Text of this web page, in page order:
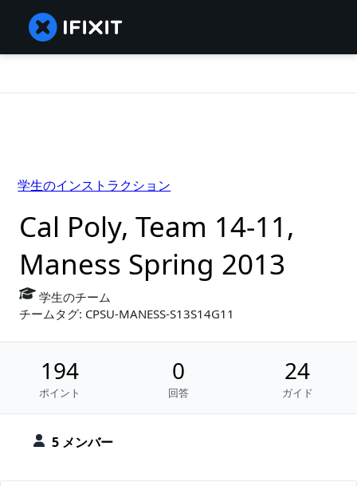
5 メンバー
Cal Poly, Team 14-11,
Maness Spring 2013
学生のチーム
チームタグ: CPSU-MANESS-S13S14G11
194
ポイント
0
回答
24
ガイド
学生のインストラクション